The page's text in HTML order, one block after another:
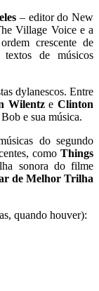
– editor do New
Village Voice e a
crescente de
textos de músicos
dylanescos. Entre
Wilentze Clinton
e sua música.
do segundo
como Things
sonora do filme
de Melhor Trilha
quando houver):